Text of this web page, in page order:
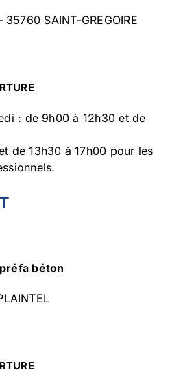
SAINT-GREGOIRE
: de 9h00 à 12h30 et de
de 13h30 à 17h00 pour les
béton